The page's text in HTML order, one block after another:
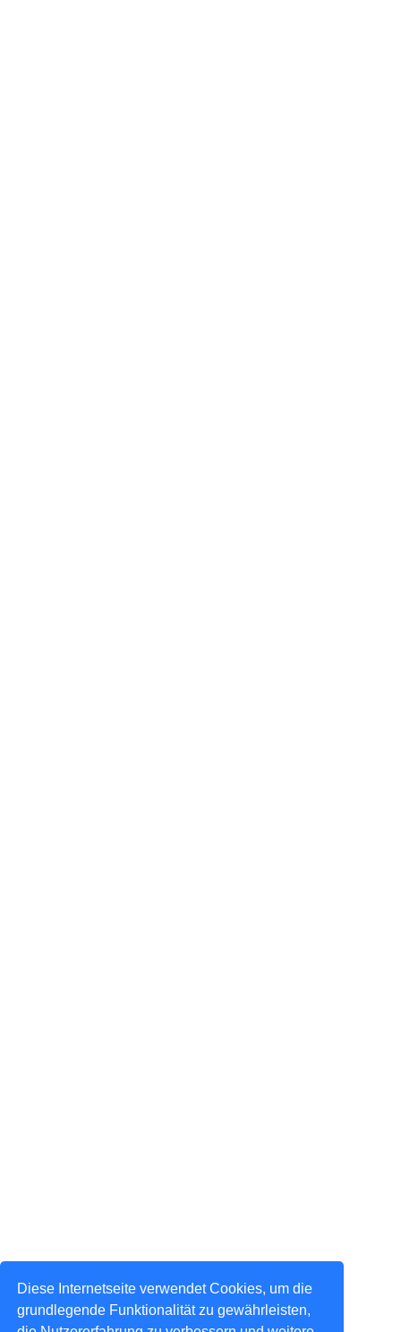
Diese Internetseite verwendet Cookies, um die
grundlegende Funktionalität zu gewährleisten,